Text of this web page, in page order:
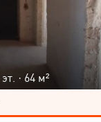
эт. · 64 м²